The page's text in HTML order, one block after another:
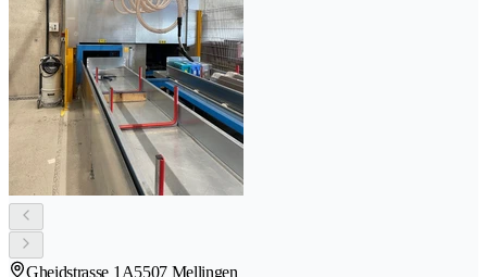
Gheidstrasse 1A5507 Mellingen